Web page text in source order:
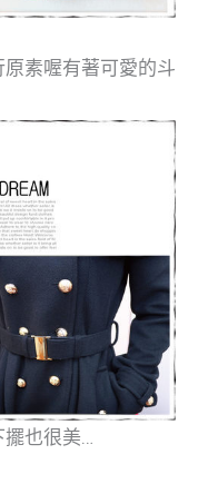
素喔有著可愛的斗
擺也很美…